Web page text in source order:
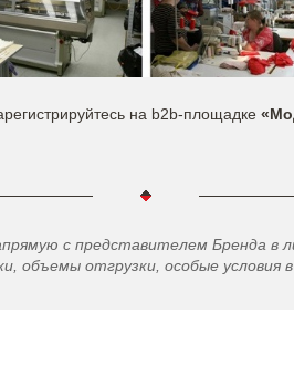
на b2b-площадке
с представителем Бренда в
объемы отгрузки, особые условия